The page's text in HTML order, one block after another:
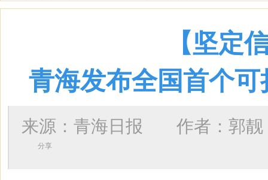
【坚定
青海发布全国首个
来源：青海日报 作者： 郭靓
分享